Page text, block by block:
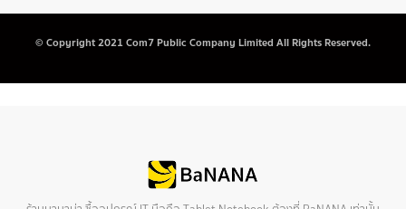
© Copyright 2021 Com7 Public Company Limited All Rights Reserved.